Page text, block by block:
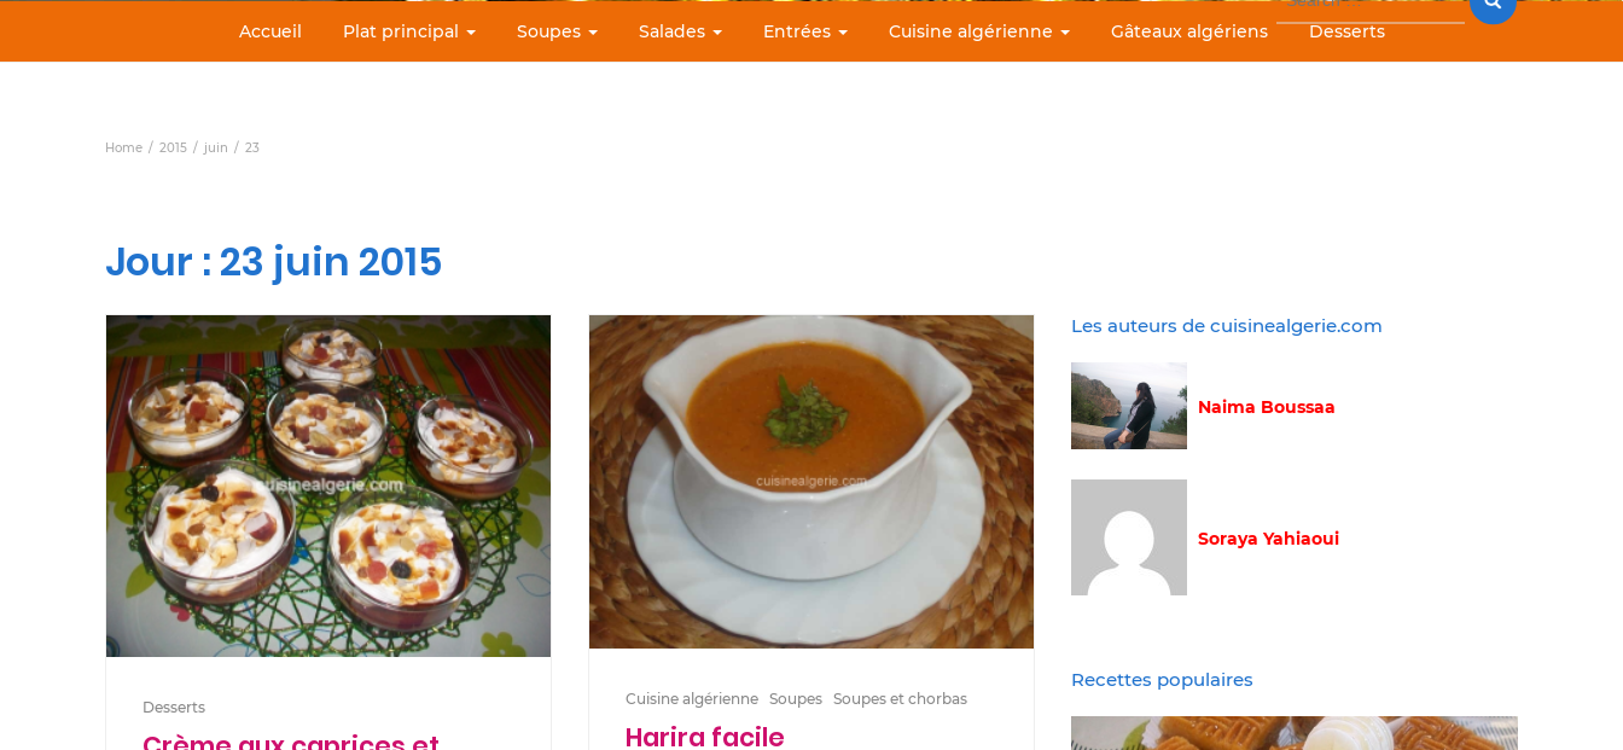
Accueil Plat principal Soupes Salades Entrées Cuisine algérienne Gâteaux algériens Desserts
Home 2015 juin 23
Jour : 23 juin 2015
Desserts Cuisine algérienne Soupes Soupes et chorbas
Harira facile
Les auteurs de cuisinealgerie.com
Naima Boussaa
Soraya Yahiaoui
Recettes populaires